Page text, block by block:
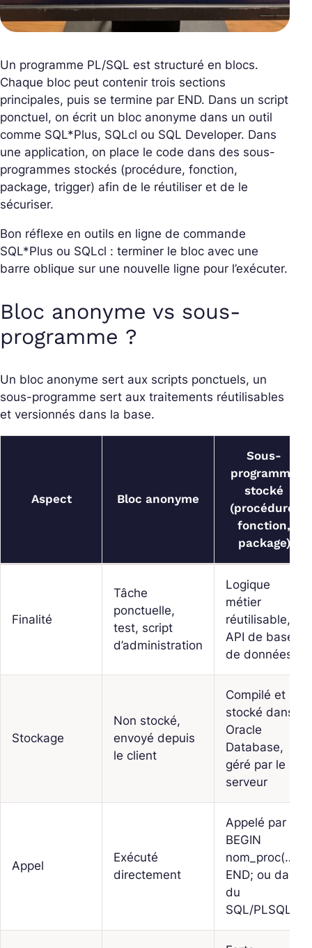
Un programme PL/SQL est structuré en blocs.
Chaque bloc peut contenir trois sections
principales, puis se termine par END. Dans un script
ponctuel, on écrit un bloc anonyme dans un outil
comme SQL*Plus, SQLcl ou SQL Developer. Dans
une application, on place le code dans des sous-
programmes stockés (procédure, fonction,
package, trigger) afin de le réutiliser et de le
sécuriser.
Bon réflexe en outils en ligne de commande
SQL*Plus ou SQLcl : terminer le bloc avec une
barre oblique sur une nouvelle ligne pour l’exécuter.
Bloc anonyme vs sous-
programme ?
Un bloc anonyme sert aux scripts ponctuels, un
sous-programme sert aux traitements réutilisables
et versionnés dans la base.
Aspect Bloc anonyme
Sous-
programme
stocké
(procédure,
fonction,
package)
Finalité
Tâche
ponctuelle,
test, script
d’administration
Logique
métier
réutilisable,
API de base
de données
Stockage
Non stocké,
envoyé depuis
le client
Compilé et
stocké dans
Oracle
Database,
géré par le
serveur
Appel
Exécuté
directement
Appelé par
BEGIN
nom_proc(…);
END; ou dans
du
SQL/PLSQL